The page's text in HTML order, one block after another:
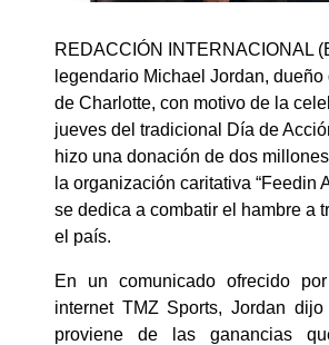
REDACCIÓN INTERNACIONAL
legendario Michael Jordan,
de Charlotte, con motivo de la
jueves del tradicional Día de
hizo una donación de dos
la organización caritativa “Feedin
se dedica a combatir el hambre a
el país.
En un comunicado ofrecido
internet TMZ Sports, Jordan
proviene de las ganancias